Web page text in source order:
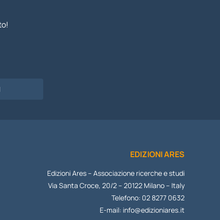
EDIZIONI ARES
Edizioni Ares – Associazione ricerche e studi
Via Santa Croce, 20/2 – 20122 Milano – Italy
Telefono: 02 8277 0632
E-mail: info@edizioniares.it